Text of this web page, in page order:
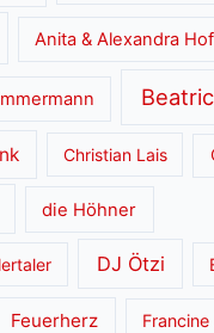
Anita & Alexandra
Christian Lais
die Höhner
DJ Ötzi
Feuerherz